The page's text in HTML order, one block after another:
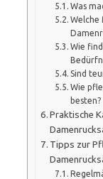
Was
Welche
Wie
Sind
Wie
besten?
Praktische
Tipps zur